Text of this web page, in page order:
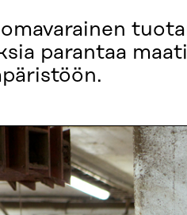
parantaa